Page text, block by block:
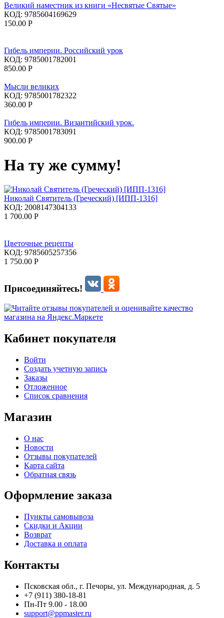
Великий наместник из книги «Несвятые Святые»
КОД: 9785604169629
150.00 Р
Гибель империи. Российский урок
КОД: 9785001782001
850.00 Р
Мысли великих
КОД: 9785001782322
360.00 Р
Гибель империи. Византийский урок.
КОД: 9785001783091
900.00 Р
На ту же сумму!
Николай Святитель (Греческий) [ИПП-1316]
КОД: 2008147304133
1 700.00 Р
Цветочные рецепты
КОД: 9785605257356
1 750.00 Р
Присоединяйтесь!
Кабинет покупателя
Войти
Создать учетную запись
Заказы
Отложенное
Список сравнения
Магазин
О нас
Новости
Отзывы покупателей
Карта сайта
Обратная связь
Оформление заказа
Пункты самовывоза
Скидки и Акции
Возврат
Доставка и оплата
Контакты
Псковская обл., г. Печоры, ул. Международная, д. 5
+7 (911) 380-18-81
Пн-Пт 9.00 - 18.00
support@ppmaster.ru